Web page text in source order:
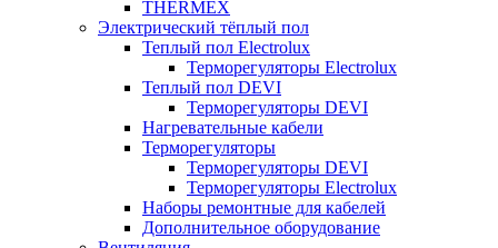
THERMEX
Электрический тёплый пол
Теплый пол Electrolux
Терморегуляторы Electrolux
Теплый пол DEVI
Терморегуляторы DEVI
Нагревательные кабели
Терморегуляторы
Терморегуляторы DEVI
Терморегуляторы Electrolux
Наборы ремонтные для кабелей
Дополнительное оборудование